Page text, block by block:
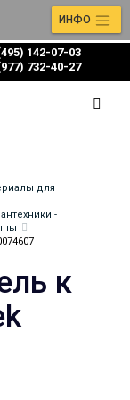
142-07-03
732-40-27
ИНФО
для
-
к